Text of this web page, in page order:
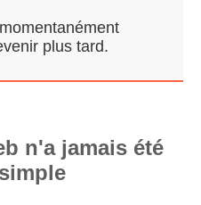
RDV
plus tard.
n'a jamais été